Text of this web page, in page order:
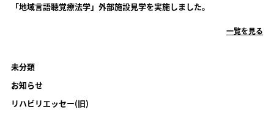
「地域言語聴覚療法学」外部施設見学を実施しました。
一覧を見る
未分類
お知らせ
リハビリエッセー(旧)